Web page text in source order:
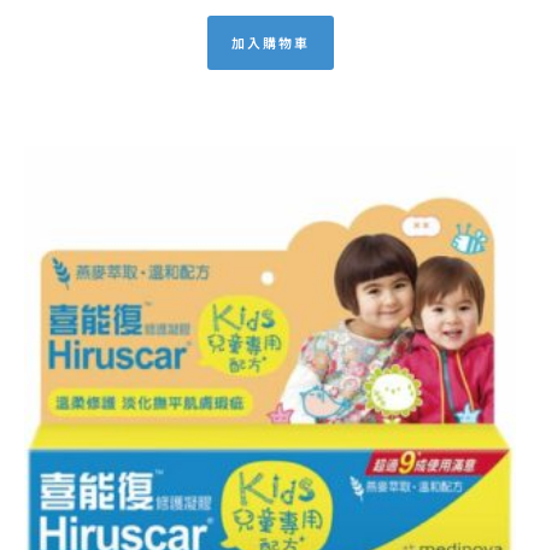
加入購物車
價
格：
NT$ 800。
價
格：
NT$ 720。